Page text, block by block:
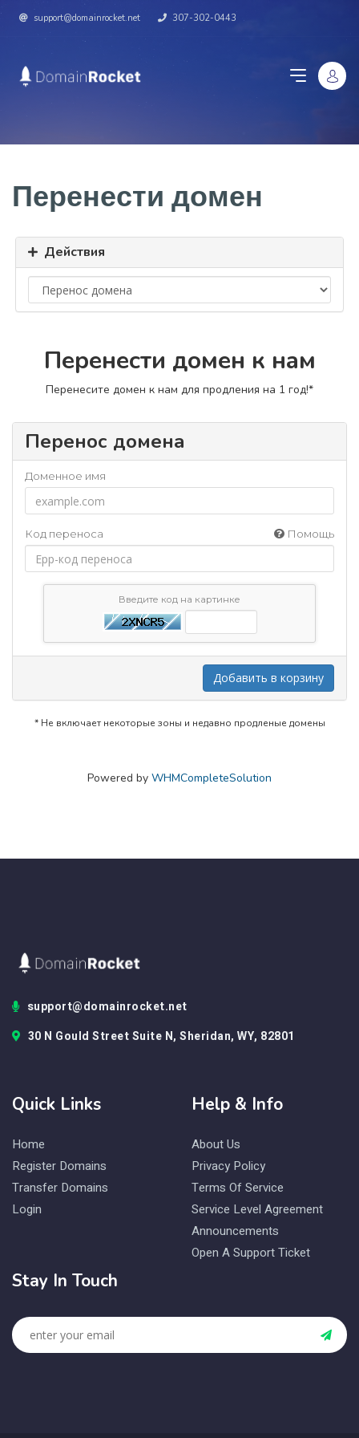
support@domainrocket.net 307-302-0443
Перенести домен
Действия
Перенести домен к нам
Перенесите домен к нам для продления на 1 год!*
Перенос домена
Доменное имя
Код переноса Помощь
Введите код на картинке
Добавить в корзину
* Не включает некоторые зоны и недавно продленые домены
Powered by WHMCompleteSolution
support@domainrocket.net
30 N Gould Street Suite N, Sheridan, WY, 82801
Quick Links
Home
Register Domains
Transfer Domains
Login
Help & Info
About Us
Privacy Policy
Terms Of Service
Service Level Agreement
Announcements
Open A Support Ticket
Stay In Touch